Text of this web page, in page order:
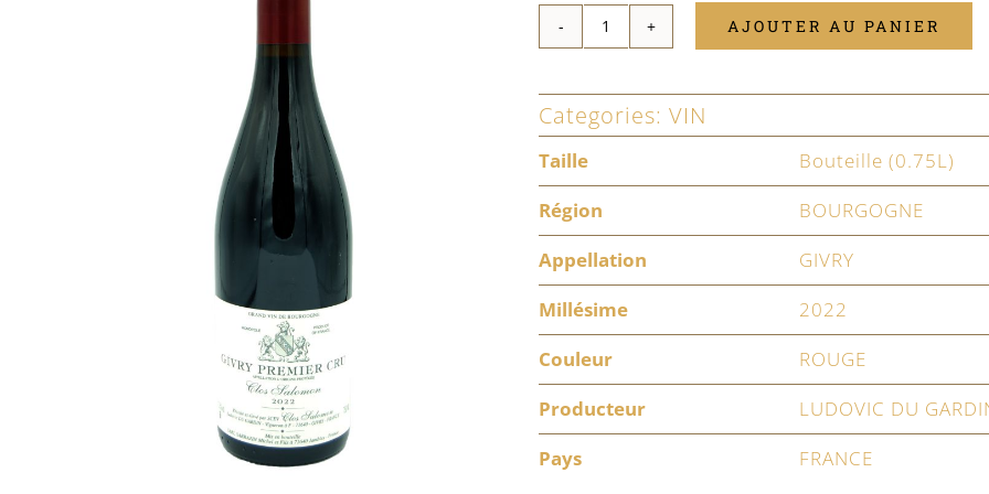
quantité
Givry
Cru
Clos
Salomon
2022
AJOUTER AU PANIER
Categories: VIN
Taille
Bouteille (0.75L)
Région
BOURGOGNE
Appellation
GIVRY
Millésime
2022
Couleur
ROUGE
Producteur
LUDOVIC DU
Pays
FRANCE